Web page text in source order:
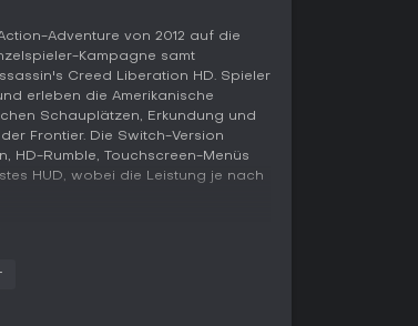
Adventure von 2012 auf die
Kampagne samt
Creed Liberation HD. Spieler
erleben die Amerikanische
Schauplätzen, Erkundung und
Frontier. Die Switch-Version
HD-Rumble, Touchscreen-Menüs
HUD, wobei die Leistung je nach
sich durch dichte Wälder, indem er